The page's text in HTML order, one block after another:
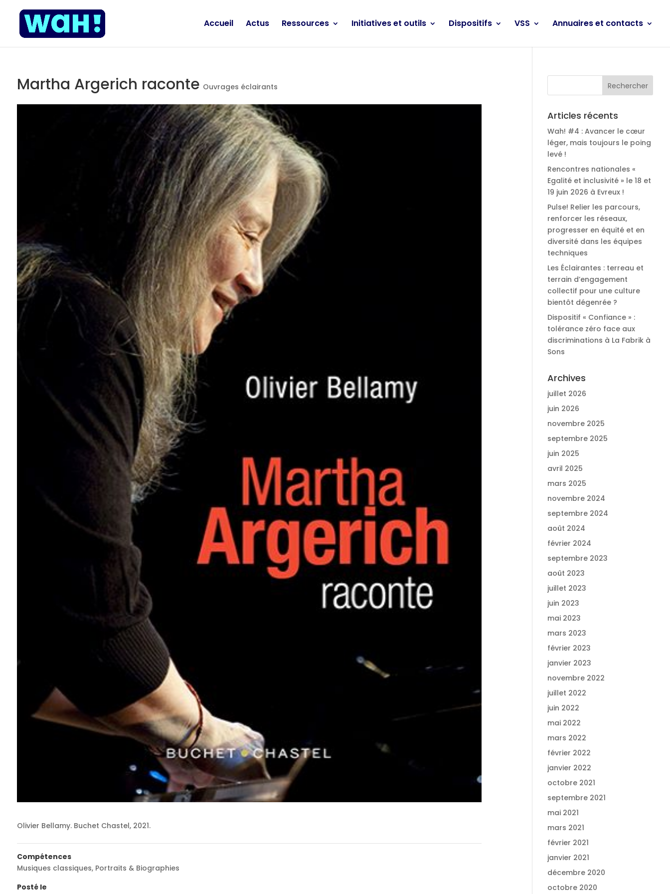
Accueil Actus Ressources Initiatives et outils Dispositifs VSS Annuaires et contacts
Martha Argerich raconte Ouvrages éclairants
Olivier Bellamy. Buchet Chastel, 2021.
Compétences
Musiques classiques, Portraits & Biographies
Posté le
Articles récents
Wah! #4 : Avancer le cœur
léger, mais toujours le poing
levé !
Rencontres nationales «
Egalité et inclusivité » le 18 et
19 juin 2026 à Evreux !
Pulse! Relier les parcours,
renforcer les réseaux,
progresser en équité et en
diversité dans les équipes
techniques
Les Éclairantes : terreau et
terrain d’engagement
collectif pour une culture
bientôt dégenrée ?
Dispositif « Confiance » :
tolérance zéro face aux
discriminations à La Fabrik à
Sons
Archives
juillet 2026
juin 2026
novembre 2025
septembre 2025
juin 2025
avril 2025
mars 2025
novembre 2024
septembre 2024
août 2024
février 2024
septembre 2023
août 2023
juillet 2023
juin 2023
mai 2023
mars 2023
février 2023
janvier 2023
novembre 2022
juillet 2022
juin 2022
mai 2022
mars 2022
février 2022
janvier 2022
octobre 2021
septembre 2021
mai 2021
mars 2021
février 2021
janvier 2021
décembre 2020
octobre 2020